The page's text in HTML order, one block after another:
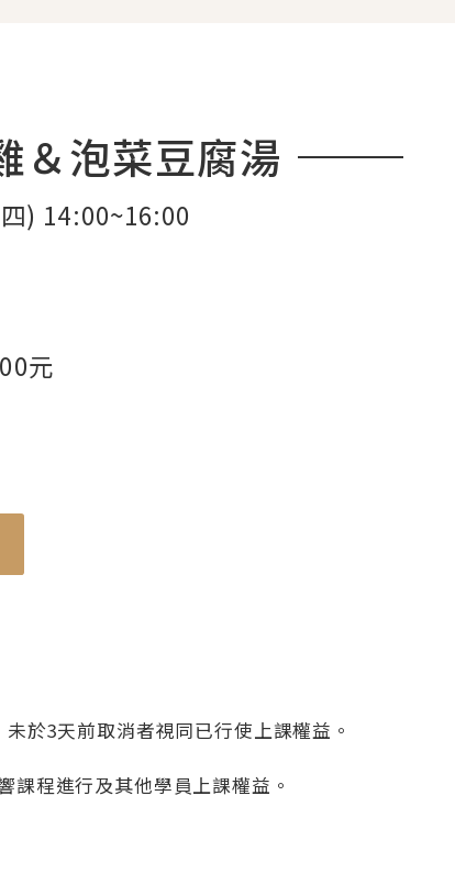
＆泡菜豆腐湯
) 14:00~16:00
元
於3天前取消者視同已行使上課權益。
課程進行及其他學員上課權益。